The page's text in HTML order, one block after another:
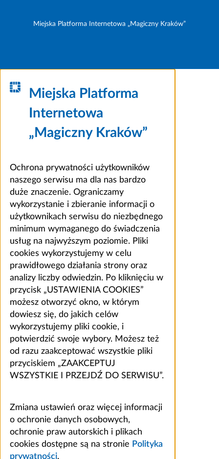
Miejska Platforma Internetowa „Magiczny Kraków”
Miejska Platforma
Internetowa
„Magiczny Kraków”
Ochrona prywatności użytkowników
naszego serwisu ma dla nas bardzo
duże znaczenie. Ograniczamy
wykorzystanie i zbieranie informacji o
użytkownikach serwisu do niezbędnego
minimum wymaganego do świadczenia
usług na najwyższym poziomie. Pliki
cookies wykorzystujemy w celu
prawidłowego działania strony oraz
analizy liczby odwiedzin. Po kliknięciu w
przycisk „USTAWIENIA COOKIES”
możesz otworzyć okno, w którym
dowiesz się, do jakich celów
wykorzystujemy pliki cookie, i
potwierdzić swoje wybory. Możesz też
od razu zaakceptować wszystkie pliki
przyciskiem „ZAAKCEPTUJ
WSZYSTKIE I PRZEJDŹ DO SERWISU”.
Zmiana ustawień oraz więcej informacji
o ochronie danych osobowych,
ochronie praw autorskich i plikach
cookies dostępne są na stronie Polityka
prywatności.